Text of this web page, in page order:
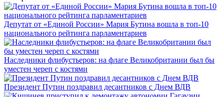
Депутат от «Единой России» Мария Бутина вошла в топ-10
национального рейтинга парламентариев
Наследники флибустьеров: на флаге Великобритании был бы
уместен череп с костями
Президент Путин поздравил десантников с Днем ВДВ